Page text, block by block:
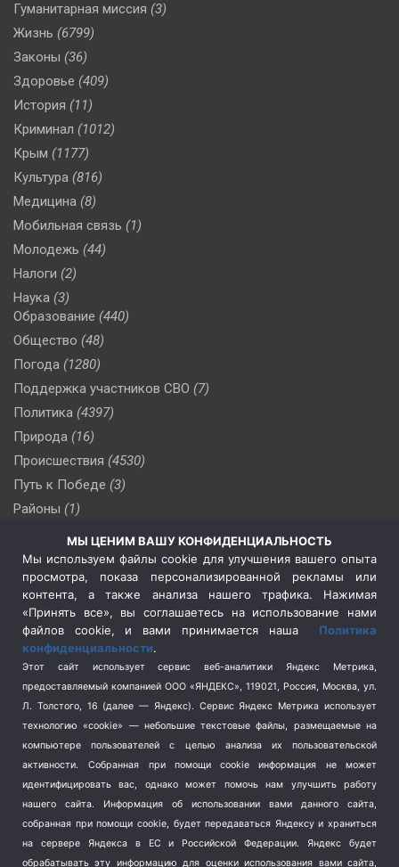
Гуманитарная миссия (3)
Жизнь (6799)
Законы (36)
Здоровье (409)
История (11)
Криминал (1012)
Крым (1177)
Культура (816)
Медицина (8)
Мобильная связь (1)
Молодежь (44)
Налоги (2)
Наука (3)
Образование (440)
Общество (48)
Погода (1280)
Поддержка участников СВО (7)
Политика (4397)
Природа (16)
Происшествия (4530)
Путь к Победе (3)
Районы (1)
(510)
Сельское хозяйство (3)
Социальная политика
(3)
Спецоперация в Украине
Спецоперация на Украине
(404)
Спорт (740)
Терроризм (1)
Транспорт (262)
Туризм (178)
Флот (76)
Школа и спорт (2)
Экология (8)
МЫ ЦЕНИМ ВАШУ КОНФИДЕНЦИАЛЬНОСТЬ
Мы используем файлы cookie для улучшения вашего опыта
просмотра, показа персонализированной рекламы или
контента, а также анализа нашего трафика. Нажимая
«Принять все», вы соглашаетесь на использование нами
файлов cookie, и вами принимается наша Политика
конфиденциальности.
Этот сайт использует сервис веб-аналитики Яндекс Метрика,
предоставляемый компанией ООО «ЯНДЕКС», 119021, Россия, Москва, ул.
Л. Толстого, 16 (далее — Яндекс). Сервис Яндекс Метрика использует
технологию «cookie» — небольшие текстовые файлы, размещаемые на
компьютере пользователей с целью анализа их пользовательской
активности.
Собранная при помощи cookie информация не может
идентифицировать вас, однако может помочь нам улучшить работу
нашего сайта. Информация об использовании вами данного сайта,
собранная при помощи cookie, будет передаваться Яндексу и храниться
на сервере Яндекса в ЕС и Российской Федерации. Яндекс будет
обрабатывать эту информацию для оценки использования вами сайта,